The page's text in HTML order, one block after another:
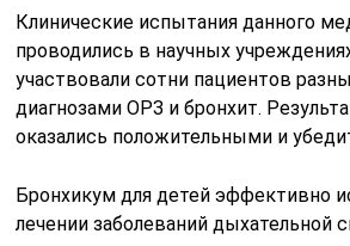
Клинические испытания данного
проводились в научных
участвовали сотни пациентов
диагнозами ОРЗ и бронхит.
оказались положительными и
Бронхикум для детей эффективно
лечении заболеваний дыхательной